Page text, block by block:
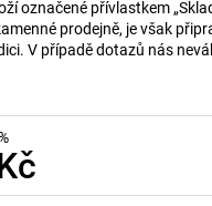
označené přívlastkem
prodejně, je však
V případě dotazů nás